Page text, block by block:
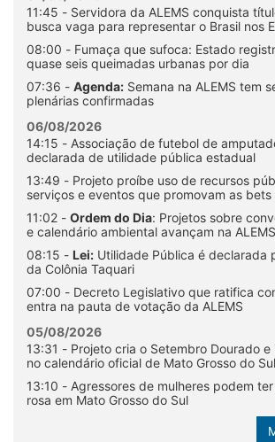
11:45 - Servidora da ALEMS conquista
busca vaga para representar o Brasil nos
08:00 - Fumaça que sufoca: Estado
quase seis queimadas urbanas por dia
07:36 - Agenda: Semana na ALEMS tem
plenárias confirmadas
06/08/2026
14:15 - Associação de futebol de
declarada de utilidade pública estadual
13:49 - Projeto proíbe uso de recursos
serviços e eventos que promovam as bets
11:02 - Ordem do Dia: Projetos sobre
e calendário ambiental avançam na ALEMS
08:15 - Lei: Utilidade Pública é declarada
da Colônia Taquari
07:00 - Decreto Legislativo que ratifica
entra na pauta de votação da ALEMS
05/08/2026
13:31 - Projeto cria o Setembro Dourado e
no calendário oficial de Mato Grosso do Sul
13:10 - Agressores de mulheres podem
rosa em Mato Grosso do Sul